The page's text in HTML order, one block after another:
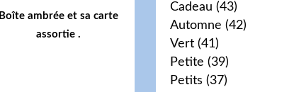
Boîte ambrée et sa carte
assortie .
Cadeau (43)
Automne (42)
Vert (41)
Petite (39)
Petits (37)